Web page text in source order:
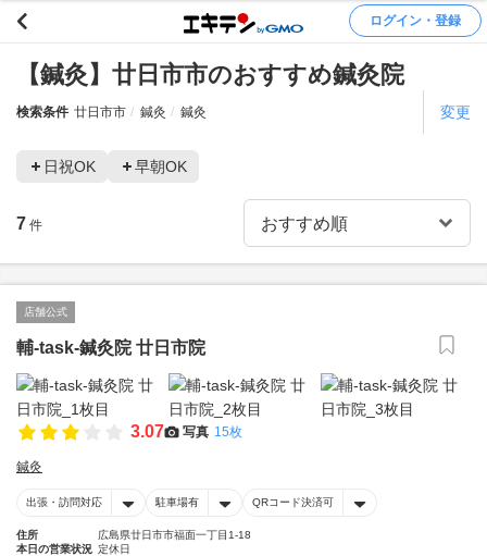
ログイン・登録
【鍼灸】廿日市市のおすすめ鍼灸院
検索条件 廿日市市 鍼灸 鍼灸 変更
日祝OK 早朝OK
7 件
店舗公式
輔-task-鍼灸院 廿日市院
3.07 写真 15枚
鍼灸
出張・訪問対応 駐車場有 QRコード決済可
住所
広島県廿日市市福面一丁目1-18
本日の営業状況 定休日